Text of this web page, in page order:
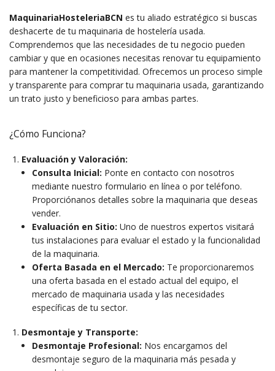
MaquinariaHosteleriaBCN es tu aliado estratégico si buscas
deshacerte de tu maquinaria de hostelería usada.
Comprendemos que las necesidades de tu negocio pueden
cambiar y que en ocasiones necesitas renovar tu equipamiento
para mantener la competitividad. Ofrecemos un proceso simple
y transparente para comprar tu maquinaria usada, garantizando
un trato justo y beneficioso para ambas partes.
¿Cómo Funciona?
Evaluación y Valoración:
Consulta Inicial: Ponte en contacto con nosotros
mediante nuestro formulario en línea o por teléfono.
Proporciónanos detalles sobre la maquinaria que deseas
vender.
Evaluación en Sitio: Uno de nuestros expertos visitará
tus instalaciones para evaluar el estado y la funcionalidad
de la maquinaria.
Oferta Basada en el Mercado: Te proporcionaremos
una oferta basada en el estado actual del equipo, el
mercado de maquinaria usada y las necesidades
específicas de tu sector.
Desmontaje y Transporte:
Desmontaje Profesional: Nos encargamos del
desmontaje seguro de la maquinaria más pesada y